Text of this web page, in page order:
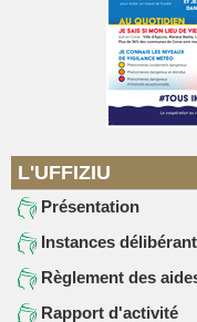
L'UFFIZIU
Présentation
Instances
Règlement des
Rapport d'activité